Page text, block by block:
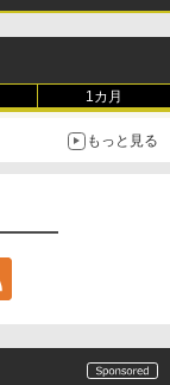
1カ月
もっと見る